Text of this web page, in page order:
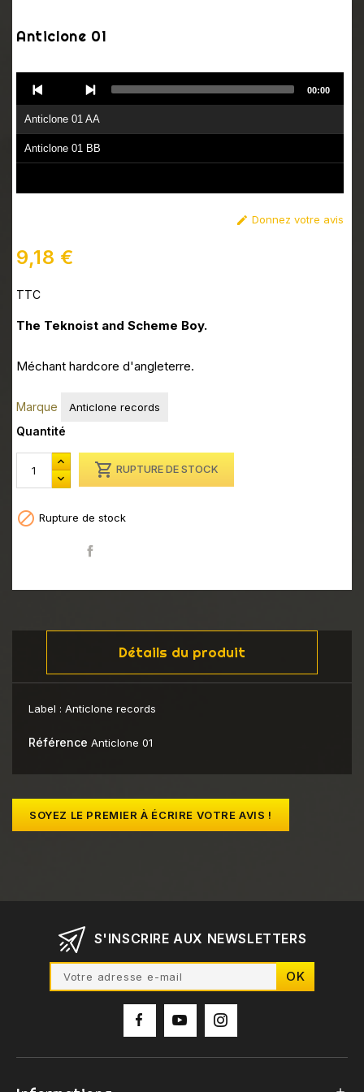
Anticlone 01
Player
Anticlone 01 AA
Anticlone 01 BB
00:00
 Donnez votre avis
9,18 €
TTC
The Teknoist and Scheme Boy.
Méchant hardcore d'angleterre.
Marque Anticlone records
Quantité
 RUPTURE DE STOCK
 Rupture de stock
Détails du produit
Label : Anticlone records
Référence Anticlone 01
SOYEZ LE PREMIER À ÉCRIRE VOTRE AVIS !
S'INSCRIRE AUX NEWSLETTERS